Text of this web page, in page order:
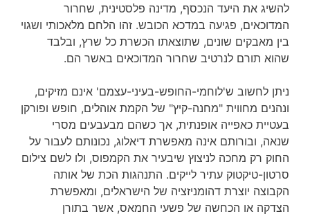
להשיג את היעד הנכסף, מדינה פלסטינית, שחרור
המדוכאים, פגיעה במדכא הכובש. זהו הלחם מלאכותי ושגוי
בין מאבקים שונים, שתוצאתו הכשרת כל שרץ, ובלבד
שהוא תורם לנרטיב שחרור המדוכאים באשר הם.
ניתן לחשוב ש'לוחמי-החופש-בעיני-עצמם' אינם מזיקים,
ונהנים מחווית "מחנה-קיץ" של הקמת אוהלים, חופש ופורקן
בעטיית כאפייה אופנתית, אך כשהם מבעבעים מסרי
שנאה, ובורותם אינה מאפשרת דיאלוג, נכונותם לעבור על
החוק רק מחכה לניצוץ שיבעיר את הקמפוס, ולו לשם צילום
סרטון-טיקטוק עתיר לייקים. התנהגות הכת של אותה
הקבוצה יוצרת דהומניזציה של הישראלים, ומאפשרת
הצדקה או הכחשה של פשעי החמאס, אשר בתורן